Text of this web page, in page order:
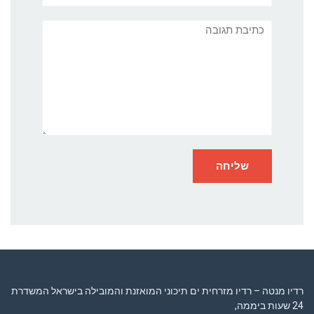
תגובה
רדיו מנטה – רדיו מזרחית ים תיכוני המואזנת והמובילה בישראל המשדרת
24 שעות ביממה,